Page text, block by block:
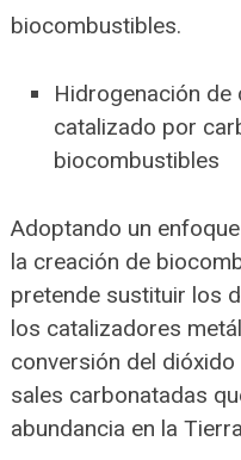
biocombustibles.
Hidrogenación
catalizado por
biocombustibles
Adoptando un
la creación de
pretende sustituir los
los catalizadores
conversión del
sales carbonatadas
abundancia en la